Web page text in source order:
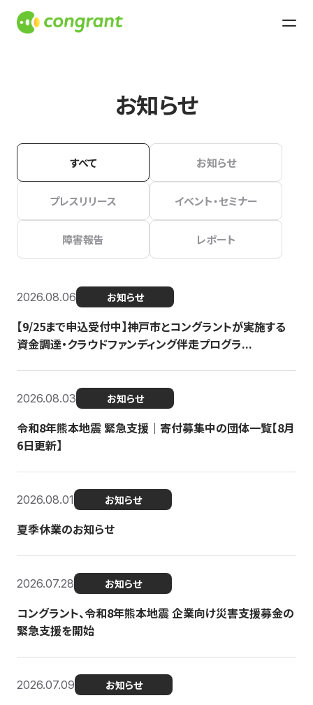
お知らせ
すべて お知らせ
プレスリリース イベント・セミナー
障害報告 レポート
2026.08.06 お知らせ
【9/25まで申込受付中】神戸市とコングラントが実施する
資金調達・クラウドファンディング伴走プログラ...
2026.08.03 お知らせ
令和8年熊本地震 緊急支援｜寄付募集中の団体一覧【8月
6日更新】
2026.08.01 お知らせ
夏季休業のお知らせ
2026.07.28 お知らせ
コングラント、令和8年熊本地震 企業向け災害支援募金の
緊急支援を開始
2026.07.09 お知らせ